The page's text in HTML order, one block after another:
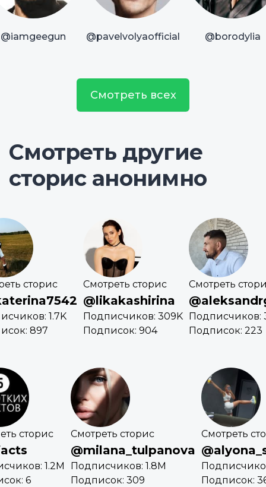
@iamgeegun @pavelvolyaofficial @borodylia
Смотреть всех
Смотреть другие
сторис анонимно
сторис
1.7K
897
Смотреть сторис
@likakashirina
Подписчиков: 309K
Подписок: 904
Смотреть
Подписчиков:
Подписок: 223
сторис
1.2M
6
Смотреть сторис
@milana_tulpanova
Подписчиков: 1.8M
Подписок: 309
Смотреть
Подписок: